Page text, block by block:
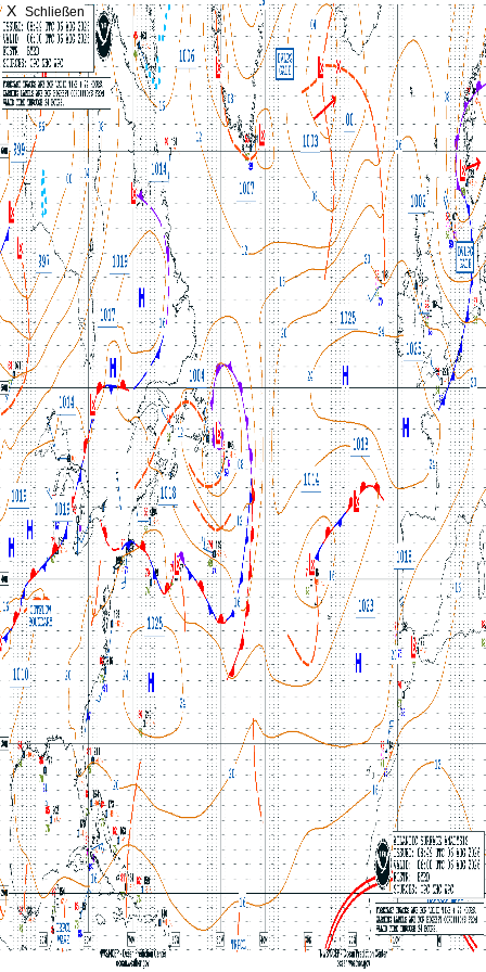
X Schließen